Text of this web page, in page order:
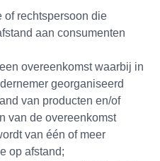
of rechtspersoon die
aan consumenten
overeenkomst waarbij in
georganiseerd
van producten en/of
van de overeenkomst
van één of meer
op afstand;